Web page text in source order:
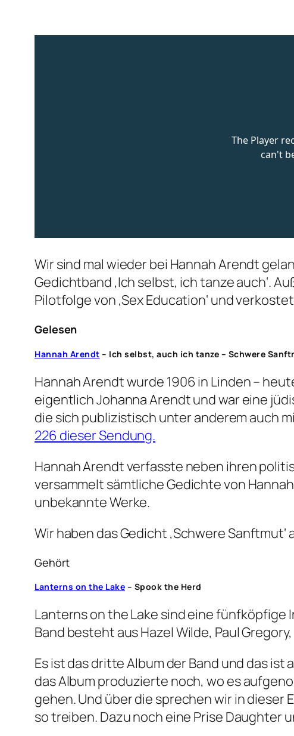
Wir sind mal wieder bei Hannah Arendt
Gedichtband ‚Ich selbst, ich tanze auch‘.
Pilotfolge von ‚Sex Education‘ und
Gelesen
Hannah Arendt – Ich selbst, auch ich tanze – Schwere
Hannah Arendt wurde 1906 in Linden –
eigentlich Johanna Arendt und war eine
die sich publizistisch unter anderem auch
226 dieser Sendung.
Hannah Arendt verfasste neben ihren
versammelt sämtliche Gedichte von
unbekannte Werke.
Wir haben das Gedicht ‚Schwere
Gehört
Lanterns on the Lake – Spook the Herd
Lanterns on the Lake sind eine fünfköpfige
Band besteht aus Hazel Wilde, Paul
Es ist das dritte Album der Band und das
das Album produzierte noch, wo es
gehen. Und über die sprechen wir in dieser
so treiben. Dazu noch eine Prise Daughter